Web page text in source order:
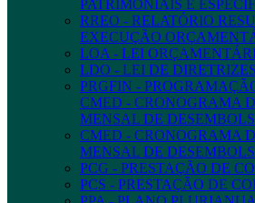
PATRIMONIAIS E
RREO - RELATÓRIO
EXECUÇÃO
LOA - LEI
LDO - LEI DE
PRGFIN -
CMED - CRONOGRAMA
MENSAL DE
CMED - CRONOGRAMA
MENSAL DE
PCG - PRESTAÇÃO DE
PCS - PRESTAÇÃO DE